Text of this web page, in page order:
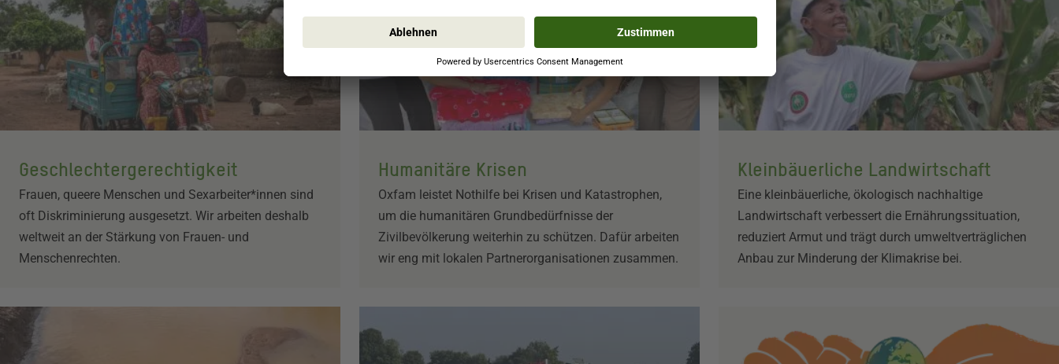
Geschlechter­gerechtigkeit
Frauen, queere Menschen und Sexarbeiter*innen sind
oft Diskriminierung ausgesetzt. Wir arbeiten deshalb
weltweit an der Stärkung von Frauen- und
Menschenrechten.
Humanitäre Krisen
Oxfam leistet Nothilfe bei Krisen und Katastrophen,
um die humanitären Grundbedürfnisse der
Zivilbevölkerung weiterhin zu schützen. Dafür arbeiten
wir eng mit lokalen Partnerorganisationen zusammen.
Kleinbäuerliche Landwirtschaft
Eine kleinbäuerliche, ökologisch nachhaltige
Landwirtschaft verbessert die Ernährungssituation,
reduziert Armut und trägt durch umweltverträglichen
Anbau zur Minderung der Klimakrise bei.